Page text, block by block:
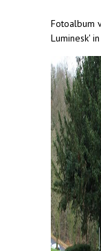
Fotoalbum
Luminesk'